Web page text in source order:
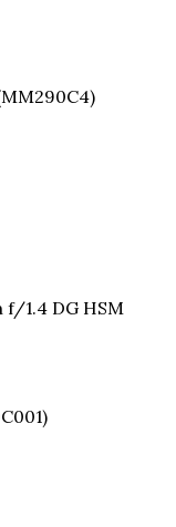
f/1.4 DG HSM